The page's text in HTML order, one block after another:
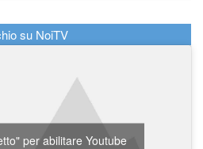
su NoiTV
per abilitare Youtube